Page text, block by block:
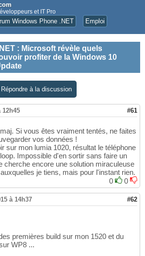
et IT Pro
Windows Phone .NET Emploi
: Microsoft révèle quels
profiter de la Windows 10
Répondre à la discussion
12h45 #61
Si vous êtes vraiment tentés, ne faites
vos données !
sur mon lumia 1020, résultat le téléphone
Impossible d'en sortir sans faire un
cherche encore une solution miraculeuse
je tiens, mais pour l'instant rien.
0
0
à 14h37 #62
premières build sur mon 1520 et du
WP8 ...